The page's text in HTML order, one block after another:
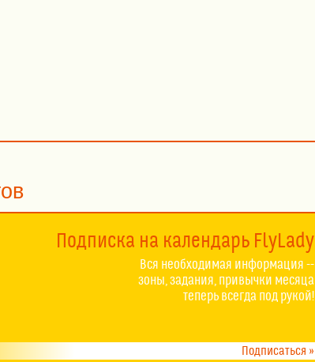
Подписка на календарь FlyLady
Вся необходимая информация --
зоны, задания, привычки месяца
теперь всегда под рукой!
Подписаться »